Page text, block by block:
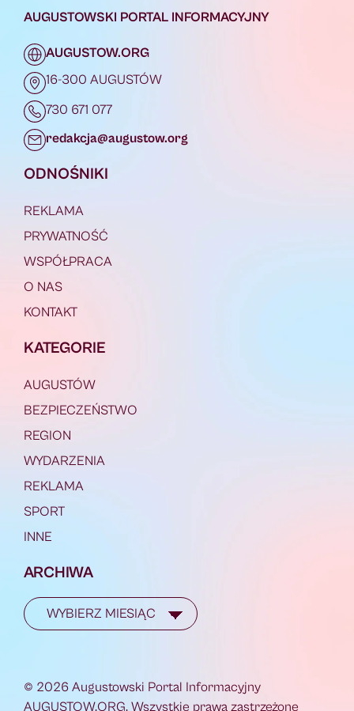
AUGUSTOWSKI PORTAL INFORMACYJNY
AUGUSTOW.ORG
16-300 AUGUSTÓW
730 671 077
redakcja@augustow.org
ODNOŚNIKI
REKLAMA
PRYWATNOŚĆ
WSPÓŁPRACA
O NAS
KONTAKT
KATEGORIE
AUGUSTÓW
BEZPIECZEŃSTWO
REGION
WYDARZENIA
REKLAMA
SPORT
INNE
ARCHIWA
© 2026 Augustowski Portal Informacyjny
AUGUSTOW.ORG. Wszystkie prawa zastrzeżone